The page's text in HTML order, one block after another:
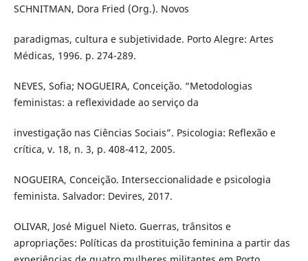
SCHNITMAN, Dora Fried (Org.). Novos
paradigmas, cultura e subjetividade. Porto Alegre: Artes
Médicas, 1996. p. 274-289.
NEVES, Sofia; NOGUEIRA, Conceição. “Metodologias
feministas: a reflexividade ao serviço da
investigação nas Ciências Sociais”. Psicologia: Reflexão e
crítica, v. 18, n. 3, p. 408-412, 2005.
NOGUEIRA, Conceição. Interseccionalidade e psicologia
feminista. Salvador: Devires, 2017.
OLIVAR, José Miguel Nieto. Guerras, trânsitos e
apropriações: Políticas da prostituição feminina a partir das